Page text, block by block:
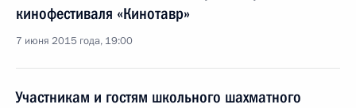
кинофестиваля «Кинотавр»
7 июня 2015 года, 19:00
Участникам и гостям школьного шахматного